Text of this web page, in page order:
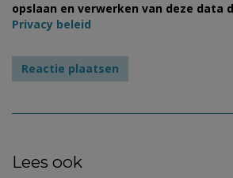
opslaan en verwerken van deze data
Privacy beleid
Lees ook